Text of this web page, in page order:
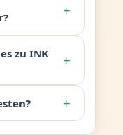
+
zu INK
+
+